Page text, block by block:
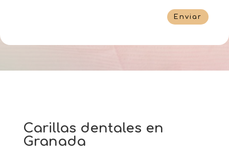
Enviar
Carillas dentales en
Granada